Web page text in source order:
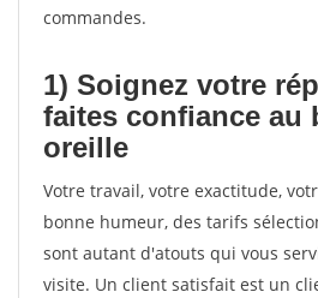
commandes.
1) Soignez votre
faites confiance au
oreille
Votre travail, votre exactitude,
bonne humeur, des tarifs
sont autant d'atouts qui vous
visite. Un client satisfait est un